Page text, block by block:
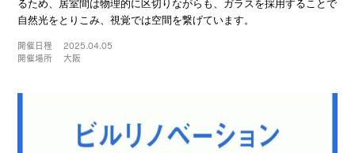
るため、居室間は物理的に区切りながらも、ガラスを採用することで
自然光をとりこみ、視覚では空間を繋げています。
開催日程
2025.04.05
開催場所
大阪